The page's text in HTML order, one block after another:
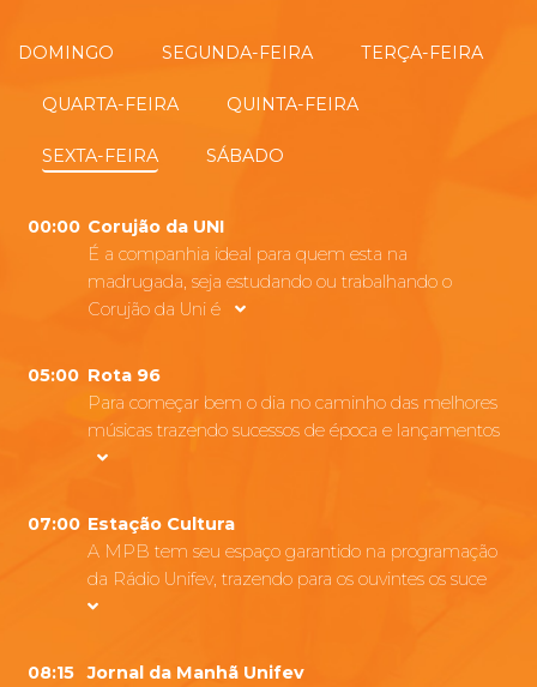
DOMINGO SEGUNDA-FEIRA TERÇA-FEIRA
QUARTA-FEIRA QUINTA-FEIRA
SEXTA-FEIRA SÁBADO
00:00 Corujão da UNI
É a companhia ideal para quem esta na
madrugada, seja estudando ou trabalhando o
Corujão da Uni é
05:00 Rota 96
Para começar bem o dia no caminho das melhores
músicas trazendo sucessos de época e lançamentos
07:00 Estação Cultura
A MPB tem seu espaço garantido na programação
da Rádio Unifev, trazendo para os ouvintes os suce
08:15
Jornal da Manhã Unifev